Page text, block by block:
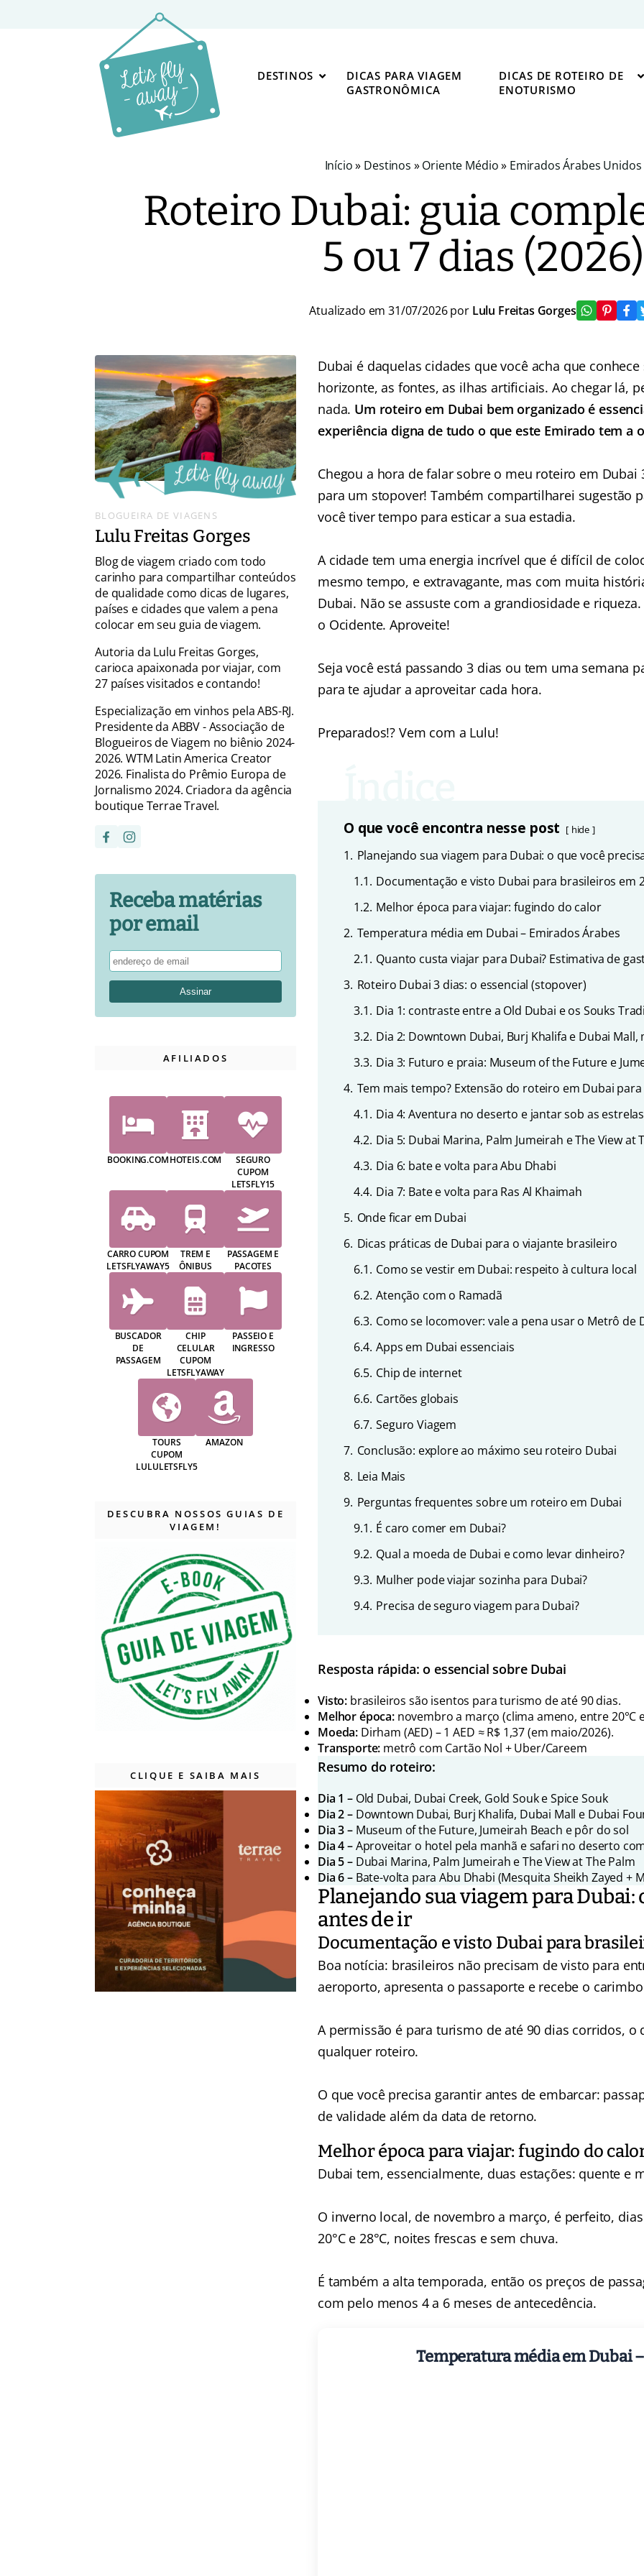
DESTINOS
DICAS PARA VIAGEM
GASTRONÔMICA
DICAS DE ROTEIRO DE
ENOTURISMO
Início» Destinos »Oriente Médio» Emirados Árabes Unidos
Roteiro Dubai: guia
5 ou 7 dias (2026)
Atualizado em 31/07/2026 por Lulu Freitas Gorges
Dubai é daquelas cidades que você acha que
horizonte, as fontes, as ilhas artificiais. Ao chegar lá,
nada. Um roteiro em Dubai bem organizado é
experiência digna de tudo o que este Emirado tem a
Chegou a hora de falar sobre o meu roteiro em
para um stopover! Também compartilharei sugestão
você tiver tempo para esticar a sua estadia.
A cidade tem uma energia incrível que é difícil de
mesmo tempo, e extravagante, mas com muita
Dubai. Não se assuste com a grandiosidade e
o Ocidente. Aproveite!
Seja você está passando 3 dias ou tem uma semana
para te ajudar a aproveitar cada hora.
Preparados!? Vem com a Lulu!
O que você encontra nesse post hide
1. Planejando sua viagem para Dubai: o que você
1.1. Documentação e visto Dubai para brasileiros em
1.2. Melhor época para viajar: fugindo do calor
2. Temperatura média em Dubai – Emirados Árabes
2.1. Quanto custa viajar para Dubai? Estimativa de
3. Roteiro Dubai 3 dias: o essencial (stopover)
3.1. Dia 1: contraste entre a Old Dubai e os Souks
3.2. Dia 2: Downtown Dubai, Burj Khalifa e Dubai
3.3. Dia 3: Futuro e praia: Museum of the Future e
4. Tem mais tempo? Extensão do roteiro em Dubai para
4.1. Dia 4: Aventura no deserto e jantar sob as estrelas
4.2. Dia 5: Dubai Marina, Palm Jumeirah e The View at
4.3. Dia 6: bate e volta para Abu Dhabi
4.4. Dia 7: Bate e volta para Ras Al Khaimah
5. Onde ficar em Dubai
6. Dicas práticas de Dubai para o viajante brasileiro
6.1. Como se vestir em Dubai: respeito à cultura local
6.2. Atenção com o Ramadã
6.3. Como se locomover: vale a pena usar o Metrô de
6.4. Apps em Dubai essenciais
6.5. Chip de internet
6.6. Cartões globais
6.7. Seguro Viagem
7. Conclusão: explore ao máximo seu roteiro Dubai
8. Leia Mais
9. Perguntas frequentes sobre um roteiro em Dubai
9.1. É caro comer em Dubai?
9.2. Qual a moeda de Dubai e como levar dinheiro?
9.3. Mulher pode viajar sozinha para Dubai?
9.4. Precisa de seguro viagem para Dubai?
Resposta rápida: o essencial sobre Dubai
Visto: brasileiros são isentos para turismo de até 90 dias.
Melhor época: novembro a março (clima ameno, entre 20°C e
Moeda: Dirham (AED) – 1 AED ≈ R$ 1,37 (em maio/2026).
Transporte: metrô com Cartão Nol + Uber/Careem
Resumo do roteiro:
Dia 1 – Old Dubai, Dubai Creek, Gold Souk e Spice Souk
Dia 2 – Downtown Dubai, Burj Khalifa, Dubai Mall e Dubai
Dia 3 –Museum of the Future, Jumeirah Beach e pôr do sol
Dia 4 –Aproveitar o hotel pela manhã e safari no deserto
Dia 5 – Dubai Marina, Palm Jumeirah e The View at The Palm
Dia 6 – Bate-volta para Abu Dhabi (Mesquita Sheikh Zayed +
Planejando sua viagem para Dubai:
antes de ir
Documentação e visto Dubai para
Boa notícia: brasileiros não precisam de visto para
aeroporto, apresenta o passaporte e recebe o
A permissão é para turismo de até 90 dias corridos,
qualquer roteiro.
O que você precisa garantir antes de embarcar:
de validade além da data de retorno.
Melhor época para viajar: fugindo do
Dubai tem, essencialmente, duas estações: quente e
O inverno local, de novembro a março, é perfeito,
20°C e 28°C, noites frescas e sem chuva.
É também a alta temporada, então os preços de
com pelo menos 4 a 6 meses de antecedência.
Temperatura média em Dubai
BLOGUEIRA DE VIAGENS
Lulu Freitas Gorges
Blog de viagem criado com todo
carinho para compartilhar conteúdos
de qualidade como dicas de lugares,
países e cidades que valem a pena
colocar em seu guia de viagem.
Autoria da Lulu Freitas Gorges,
carioca apaixonada por viajar, com
27 países visitados e contando!
Especialização em vinhos pela ABS-RJ.
Presidente da ABBV - Associação de
Blogueiros de Viagem no biênio 2024-
2026. WTM Latin America Creator
2026. Finalista do Prêmio Europa de
Jornalismo 2024. Criadora da agência
boutique Terrae Travel.
Receba matérias
por email
AFILIADOS
BOOKING.COMHOTEIS.COM
SEGURO
CUPOM
LETSFLY15
CARRO CUPOM
LETSFLYAWAY5
TREM E
ÔNIBUS
PASSAGEM E
PACOTES
BUSCADOR
DE
PASSAGEM
CHIP
CELULAR
CUPOM
LETSFLYAWAY
PASSEIO E
INGRESSO
TOURS
CUPOM
LULULETSFLY5
AMAZON
DESCUBRA NOSSOS GUIAS DE
VIAGEM!
CLIQUE E SAIBA MAIS